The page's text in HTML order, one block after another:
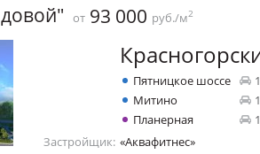
от 93 000 руб./м2
Пятницкое шоссе
Митино
Планерная
Застройщик: «Аквафитнес»